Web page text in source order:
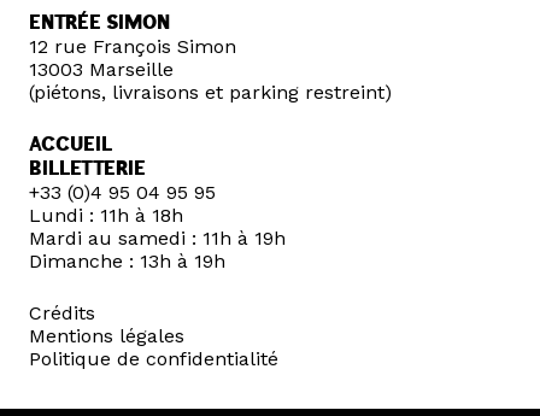
ENTRÉE SIMON
12 rue François Simon
13003 Marseille
(piétons, livraisons et parking restreint)
ACCUEIL
BILLETTERIE
+33 (0)4 95 04 95 95
Lundi : 11h à 18h
Mardi au samedi : 11h à 19h
Dimanche : 13h à 19h
Crédits
Mentions légales
Politique de confidentialité